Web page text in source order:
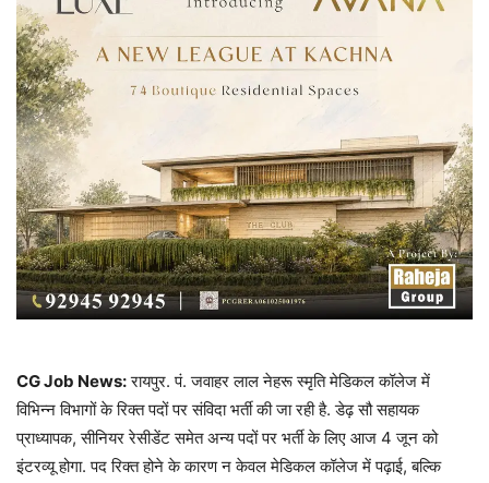
CG Job News:रायपुर. पं. जवाहर लाल नेहरू स्मृति मेडिकल कॉलेज में
विभिन्न विभागों के रिक्त पदों पर संविदा भर्ती की जा रही है. डेढ़ सौ सहायक
प्राध्यापक, सीनियर रेसीडेंट समेत अन्य पदों पर भर्ती के लिए आज 4 जून को
इंटरव्यू होगा. पद रिक्त होने के कारण न केवल मेडिकल कॉलेज में पढ़ाई, बल्कि